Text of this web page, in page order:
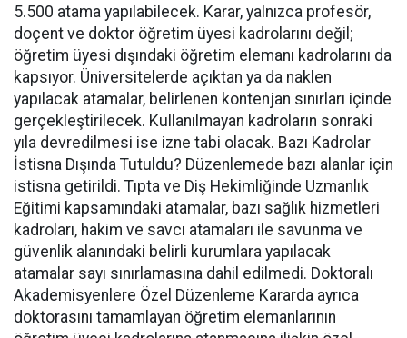
5.500 atama yapılabilecek. Karar, yalnızca profesör,
doçent ve doktor öğretim üyesi kadrolarını değil;
öğretim üyesi dışındaki öğretim elemanı kadrolarını da
kapsıyor. Üniversitelerde açıktan ya da naklen
yapılacak atamalar, belirlenen kontenjan sınırları içinde
gerçekleştirilecek. Kullanılmayan kadroların sonraki
yıla devredilmesi ise izne tabi olacak. Bazı Kadrolar
İstisna Dışında Tutuldu? Düzenlemede bazı alanlar için
istisna getirildi. Tıpta ve Diş Hekimliğinde Uzmanlık
Eğitimi kapsamındaki atamalar, bazı sağlık hizmetleri
kadroları, hakim ve savcı atamaları ile savunma ve
güvenlik alanındaki belirli kurumlara yapılacak
atamalar sayı sınırlamasına dahil edilmedi. Doktoralı
Akademisyenlere Özel Düzenleme Kararda ayrıca
doktorasını tamamlayan öğretim elemanlarının